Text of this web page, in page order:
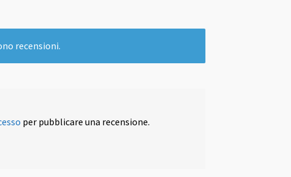
recensioni.
per pubblicare una recensione.